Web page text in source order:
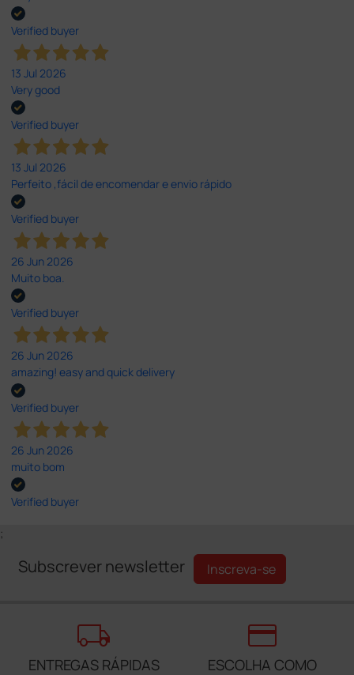
Verified buyer
13 Jul 2026
Very good
Verified buyer
13 Jul 2026
Perfeito ,fácil de encomendar e envio rápido
Verified buyer
26 Jun 2026
Muito boa.
Verified buyer
26 Jun 2026
amazing! easy and quick delivery
Verified buyer
26 Jun 2026
muito bom
Verified buyer
;
Subscrever newsletter Inscreva-se
local_shipping
ENTREGAS RÁPIDAS
credit_card
ESCOLHA COMO